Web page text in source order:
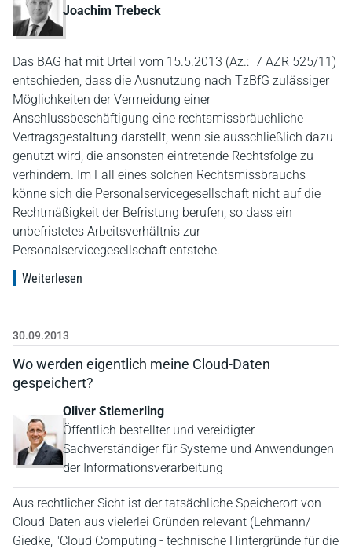
Joachim Trebeck
Das BAG hat mit Urteil vom 15.5.2013 (Az.: 7 AZR 525/11)
entschieden, dass die Ausnutzung nach TzBfG zulässiger
Möglichkeiten der Vermeidung einer
Anschlussbeschäftigung eine rechtsmissbräuchliche
Vertragsgestaltung darstellt, wenn sie ausschließlich dazu
genutzt wird, die ansonsten eintretende Rechtsfolge zu
verhindern. Im Fall eines solchen Rechtsmissbrauchs
könne sich die Personalservicegesellschaft nicht auf die
Rechtmäßigkeit der Befristung berufen, so dass ein
unbefristetes Arbeitsverhältnis zur
Personalservicegesellschaft entstehe.
Weiterlesen
30.09.2013
Wo werden eigentlich meine Cloud-Daten
gespeichert?
Oliver Stiemerling
Öffentlich bestellter und vereidigter
Sachverständiger für Systeme und Anwendungen
der Informationsverarbeitung
Aus rechtlicher Sicht ist der tatsächliche Speicherort von
Cloud-Daten aus vielerlei Gründen relevant (Lehmann/
Giedke, "Cloud Computing - technische Hintergründe für die